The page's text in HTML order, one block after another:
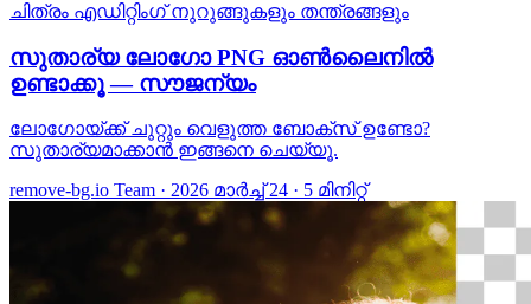
ചിത്രം എഡിറ്റിംഗ്നുറുങ്ങുകളും തന്ത്രങ്ങളും
സുതാര്യ ലോഗോ PNG ഓണ്‍ലൈനില്‍
ഉണ്ടാക്കൂ — സൗജന്യം
ലോഗോയ്ക്ക് ചുറ്റും വെളുത്ത ബോക്സ് ഉണ്ടോ?
സുതാര്യമാക്കാന്‍ ഇങ്ങനെ ചെയ്യൂ.
remove-bg.io Team · 2026 മാർച്ച് 24 · 5 മിനിറ്റ്